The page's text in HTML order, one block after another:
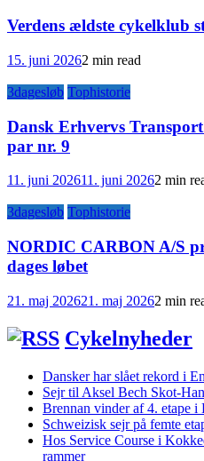
Verdens ældste cykelklub
15. juni 20262 min read
3dagesløb Tophistorie
Dansk Erhvervs
par nr. 9
11. juni 202611. juni 20262 min
3dagesløb Tophistorie
NORDIC CARBON A/S
dages løbet
21. maj 202621. maj 20262 min
Cykelnyheder
Dansker har slået rekord i
Sejr til Aksel Bech Skot-
Brennan vinder af 4. etape i
Schweizisk sejr på femte
Hos Service Course i
rammer